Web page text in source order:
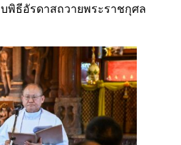
พิธีอัรดาสถวายพระราชกุศล